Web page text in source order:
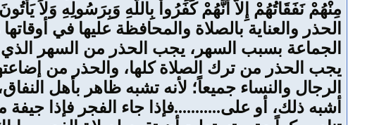
الحذر والعناية بالصلاة والمحافظة عليها في
الجماعة بسبب السهر، يجب الحذر من السهر
يجب الحذر من ترك الصلاة كلها، والحذر من
الرجال والنساء جميعاً؛ لأنه تشبه ظاهر بأهل
أشبه ذلك، أو على...........فإذا جاء الفجر فإذا